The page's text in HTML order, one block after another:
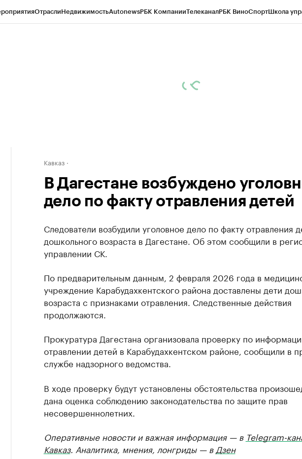
ОтраслиНедвижимостьAutonewsРБК КомпанииТелеканалРБК ВиноСпортШкола
Кавказ
В Дагестане возбуждено
дело по факту отравления детей
Следователи возбудили уголовное дело по факту отравления
дошкольного возраста в Дагестане. Об этом сообщили в
управлении СК.
По предварительным данным, 2 февраля 2026 года в
учреждение Карабудахкентского района доставлены дети
возраста с признаками отравления. Следственные действия
продолжаются.
Прокуратура Дагестана организовала проверку по
отравлении детей в Карабудахкентском районе, сообщили в
службе надзорного ведомства.
В ходе проверку будут установлены обстоятельства
дана оценка соблюдению законодательства по защите прав
несовершеннолетних.
Оперативные новости и важная информация — в Telegram-
Кавказ. Аналитика, мнения, лонгриды — в Дзен